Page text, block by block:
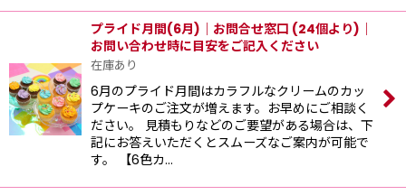
プライド月間(6月)｜お問合せ窓口 (24個より)｜
お問い合わせ時に目安をご記入ください
在庫あり
6月のプライド月間はカラフルなクリームのカッ
プケーキのご注文が増えます。お早めにご相談く
ださい。 見積もりなどのご要望がある場合は、下
記にお答えいただくとスムーズなご案内が可能で
す。 【6色カ…